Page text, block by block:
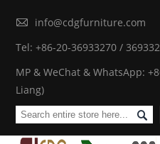

info@cdgfurniture.com
Tel: +86-20-36933270 /
MP & WeChat & WhatsApp:
Liang)
